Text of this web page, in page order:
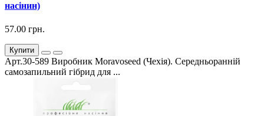
насінин)
57.00 грн.
Купити
Арт.30-589 Виробник Moravoseed (Чехія). Середньоранній
самозапильний гібрид для ...